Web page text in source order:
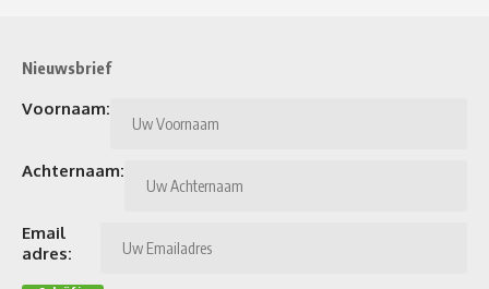
Nieuwsbrief
Voornaam:
Achternaam:
Email
adres: